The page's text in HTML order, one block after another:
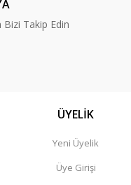
Takip Edin
ÜYELİK
Yeni Üyelik
Üye Girişi